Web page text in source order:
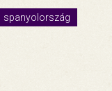
spanyolország